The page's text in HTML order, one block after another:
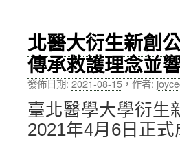
會
責
任
報
告
書》
發
揮
Asia
北
醫
與
史
丹
佛
大
北醫大衍生新創
傳承救護理念並
發佈日期:2021-08-15，作者:
臺北醫學大學衍生
2021年4月6日正